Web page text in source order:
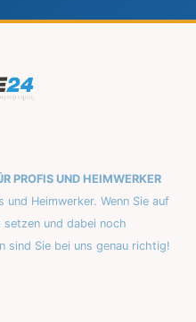
PROFIS UND HEIMWERKER
Heimwerker. Wenn Sie auf
und dabei noch
sind Sie bei uns genau richtig!